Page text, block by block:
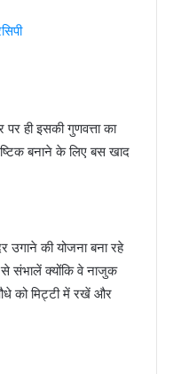
ही इसकी गुणवत्ता का
बनाने के लिए बस खाद
की योजना बना रहे
से संभालें क्योंकि वे नाजुक
को मिट्टी में रखें और